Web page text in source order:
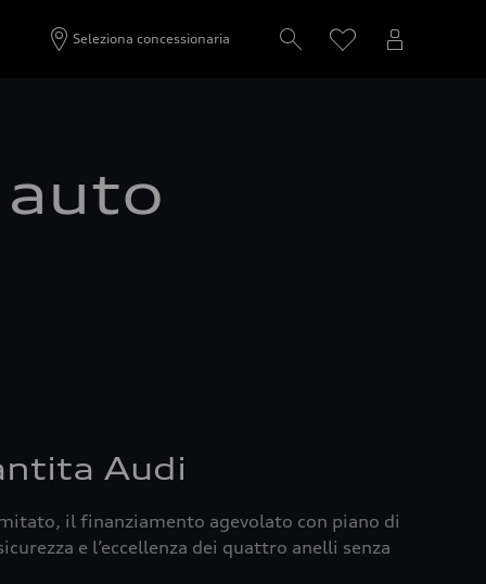
Seleziona concessionaria
Audi
il finanziamento agevolato con piano di
e l’eccellenza dei quattro anelli senza